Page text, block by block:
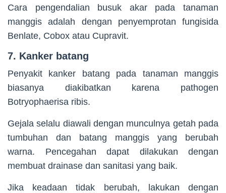
Cara pengendalian busuk akar pada tanaman
manggis adalah dengan penyemprotan fungisida
Benlate, Cobox atau Cupravit.
7. Kanker batang
Penyakit kanker batang pada tanaman manggis
biasanya diakibatkan karena pathogen
Botryophaerisa ribis.
Gejala selalu diawali dengan munculnya getah pada
tumbuhan dan batang manggis yang berubah
warna. Pencegahan dapat dilakukan dengan
membuat drainase dan sanitasi yang baik.
Jika keadaan tidak berubah, lakukan dengan